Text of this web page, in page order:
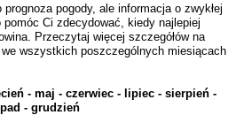
pogody, ale informacja o zwykłej
pomóc Ci zdecydować, kiedy najlepiej
Przeczytaj więcej szczegółów na
wszystkich poszczególnych miesiącach
-maj -czerwiec -lipiec -sierpień -
-grudzień